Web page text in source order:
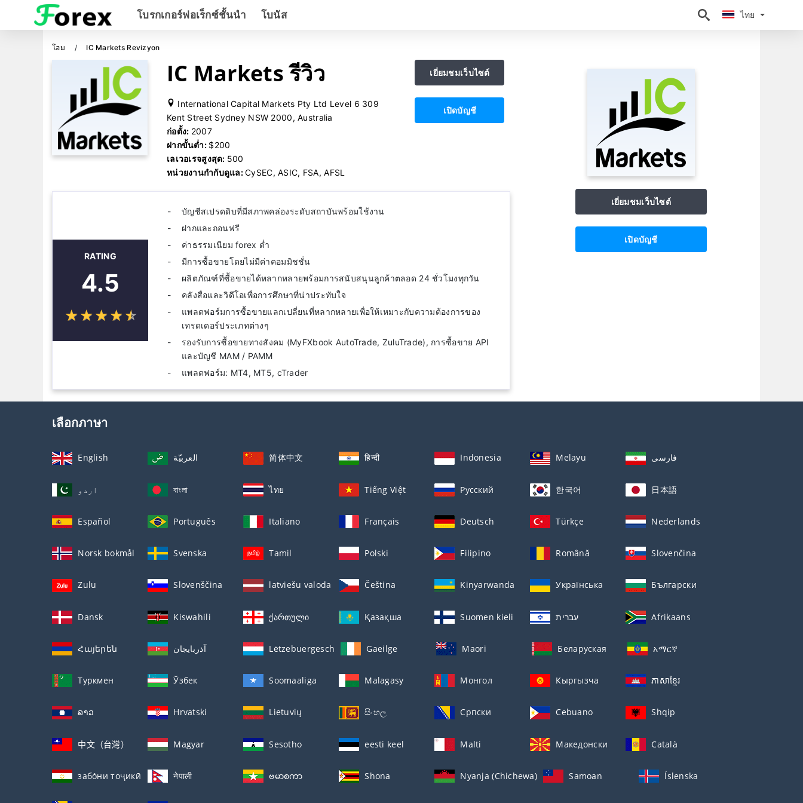
โบรกเกอร์ฟอเร็กซ์ชั้นนำ โบนัส ไทย
โฮม IC Markets Revizyon
IC Markets รีวิว
International Capital Markets Pty Ltd Level 6 309
Kent Street Sydney NSW 2000, Australia
ก่อตั้ง: 2007
ฝากขั้นต่ำ: $200
เลเวอเรจสูงสุด: 500
หน่วยงานกำกับดูแล:CySEC, ASIC, FSA, AFSL
เยี่ยมชมเว็บไซต์
เปิดบัญชี
RATING
4.5
☆☆☆☆☆
★★★★★
บัญชีสเปรดดิบที่มีสภาพคล่องระดับสถาบันพร้อมใช้งาน
ฝากและถอนฟรี
ค่าธรรมเนียม forex ต่ำ
มีการซื้อขายโดยไม่มีค่าคอมมิชชั่น
ผลิตภัณฑ์ที่ซื้อขายได้หลากหลายพร้อมการสนับสนุนลูกค้าตลอด 24 ชั่วโมงทุกวัน
คลังสื่อและวิดีโอเพื่อการศึกษาที่น่าประทับใจ
แพลตฟอร์มการซื้อขายแลกเปลี่ยนที่หลากหลายเพื่อให้เหมาะกับความต้องการของ
เทรดเดอร์ประเภทต่างๆ
รองรับการซื้อขายทางสังคม (MyFXbook AutoTrade, ZuluTrade), การซื้อขาย API
และบัญชี MAM / PAMM
แพลตฟอร์ม: MT4, MT5, cTrader
เยี่ยมชมเว็บไซต์
เปิดบัญชี
เลือกภาษา
English العربيّة 简体中文 हिन्दी Indonesia Melayu فارسی
اردو বাংলা ไทย Tiếng Việt Русский 한국어 日本語
Español Português Italiano Français Deutsch Türkçe Nederlands
Norsk bokmål Svenska Tamil Polski Filipino Română Slovenčina
Zulu Slovenščina latviešu valoda Čeština Kinyarwanda Українська Български
Dansk Kiswahili ქართული Қазақша Suomen kieli עברית Afrikaans
Հայերեն آذربايجان Lëtzebuergesch Gaeilge Maori Беларуская አማርኛ
Туркмен Ўзбек Soomaaliga Malagasy Монгол Кыргызча ភាសាខ្មែរ
ລາວ Hrvatski Lietuvių සිංහල Српски Cebuano Shqip
中文（台灣） Magyar Sesotho eesti keel Malti Македонски Català
забо́ни тоҷикӣ́ नेपाली ဗမာစကာ Shona Nyanja (Chichewa) Samoan Íslenska